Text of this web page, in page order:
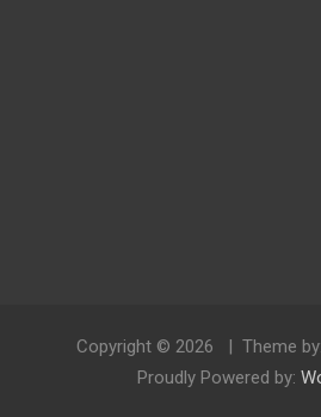
Copyright © 2026 Theme by:
Proudly Powered by: